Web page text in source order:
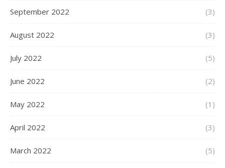
September 2022 (3)
August 2022 (3)
July 2022 (5)
June 2022 (2)
May 2022 (1)
April 2022 (3)
March 2022 (5)